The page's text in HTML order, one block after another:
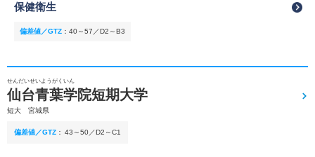
保健衛生
偏差値／GTZ ： 40～57／D2～B3
せんだいせいようがくいん
仙台青葉学院短期大学
短大 宮城県
偏差値／GTZ ： 43～50／D2～C1